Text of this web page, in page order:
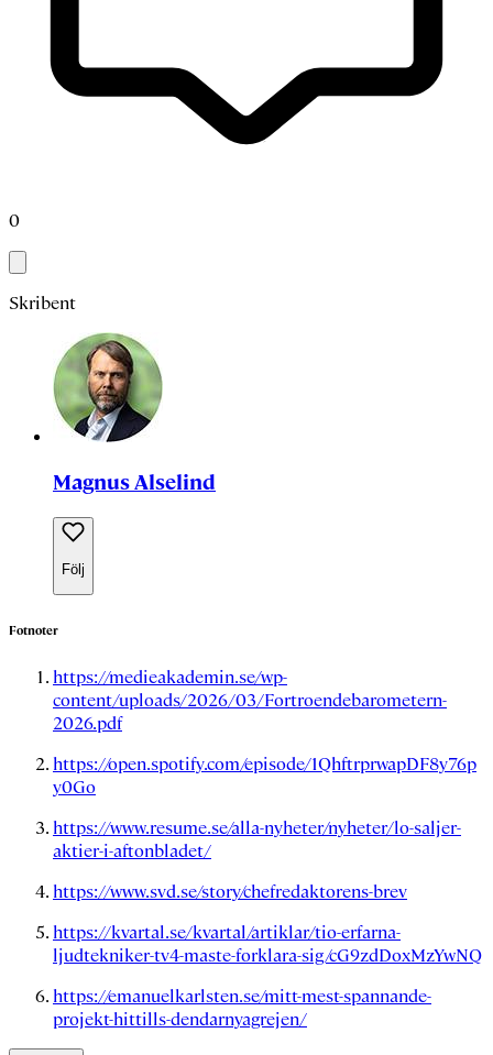
0
Skribent
Magnus Alselind
Följ
Fotnoter
https://medieakademin.se/wp-
content/uploads/2026/03/Fortroendebarometern-
2026.pdf
https://open.spotify.com/episode/1QhftrprwapDF8y76p
y0Go
https://www.resume.se/alla-nyheter/nyheter/lo-saljer-
aktier-i-aftonbladet/
https://www.svd.se/story/chefredaktorens-brev
https://kvartal.se/kvartal/artiklar/tio-erfarna-
ljudtekniker-tv4-maste-forklara-sig/cG9zdDoxMzYwNQ
https://emanuelkarlsten.se/mitt-mest-spannande-
projekt-hittills-dendarnyagrejen/